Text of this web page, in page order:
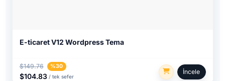
E-ticaret V12 Wordpress Tema
$149.76 %30
$104.83 / tek sefer
İncele